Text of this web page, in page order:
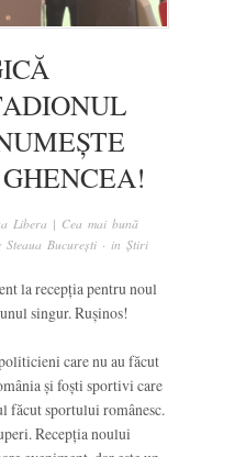
Libera | Cea mai bună
București · in Știri
la recepția pentru noul
singur. Rușinos!
care nu au făcut
și foști sportivi care
făcut sportului românesc.
Recepția noului